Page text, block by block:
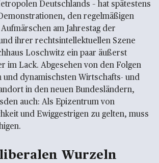
Deutschlands – hat spätestens
den regelmäßigen
am Jahrestag der
ihrer rechtsintellektuellen Szene
Loschwitz ein paar äußerst
im Lack. Abgesehen von den Folgen
und dynamischsten Wirtschafts- und
in den neuen Bundesländern,
auch: Als Epizentrum von
und Ewiggestrigen zu gelten, muss
Wurzeln